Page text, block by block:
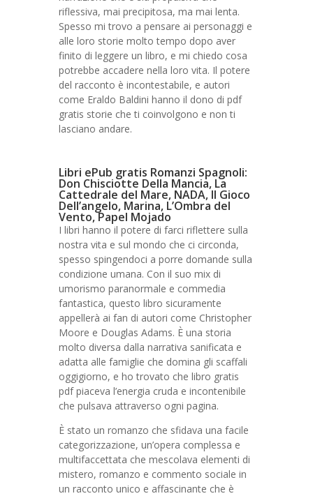
riflessiva, mai precipitosa, ma mai lenta.
Spesso mi trovo a pensare ai personaggi e
alle loro storie molto tempo dopo aver
finito di leggere un libro, e mi chiedo cosa
potrebbe accadere nella loro vita. Il potere
del racconto è incontestabile, e autori
come Eraldo Baldini hanno il dono di pdf
gratis storie che ti coinvolgono e non ti
lasciano andare.
Libri ePub gratis Romanzi Spagnoli:
Don Chisciotte Della Mancia, La
Cattedrale del Mare, NADA, Il Gioco
Dell’angelo, Marina, L’Ombra del
Vento, Papel Mojado
I libri hanno il potere di farci riflettere sulla
nostra vita e sul mondo che ci circonda,
spesso spingendoci a porre domande sulla
condizione umana. Con il suo mix di
umorismo paranormale e commedia
fantastica, questo libro sicuramente
appellerà ai fan di autori come Christopher
Moore e Douglas Adams. È una storia
molto diversa dalla narrativa sanificata e
adatta alle famiglie che domina gli scaffali
oggigiorno, e ho trovato che libro gratis
pdf piaceva l’energia cruda e incontenibile
che pulsava attraverso ogni pagina.
È stato un romanzo che sfidava una facile
categorizzazione, un’opera complessa e
multifaccettata che mescolava elementi di
mistero, romanzo e commento sociale in
un racconto unico e affascinante che è